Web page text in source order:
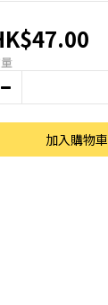
加入購物車